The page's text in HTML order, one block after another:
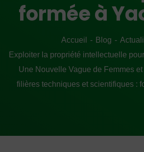
formée à
Accueil Blog
Exploiter la propriété intellectuelle
Une Nouvelle Vague de Femmes
filières techniques et scientifiques :